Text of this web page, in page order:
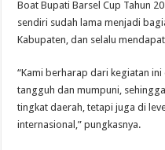
Boat Bupati Barsel Cup Tahun
sendiri sudah lama menjadi
Kabupaten, dan selalu
“Kami berharap dari kegiatan
tangguh dan mumpuni,
tingkat daerah, tetapi juga di
internasional,” pungkasnya.